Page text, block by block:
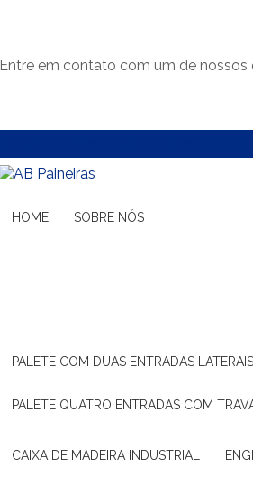
Entre em contato com um de nossos
HOME SOBRE NÓS
PALETE COM DUAS ENTRADAS LATERAIS
PALETE QUATRO ENTRADAS COM
CAIXA DE MADEIRA INDUSTRIAL